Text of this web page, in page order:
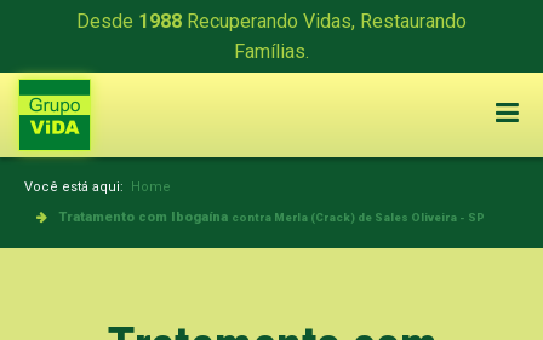
Desde 1988 Recuperando Vidas, Restaurando
Famílias.
Você está aqui: Home
Tratamento com Ibogaína contra Merla (Crack) de Sales Oliveira - SP